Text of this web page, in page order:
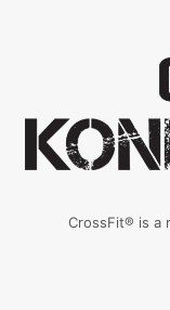
CrossFit® is a